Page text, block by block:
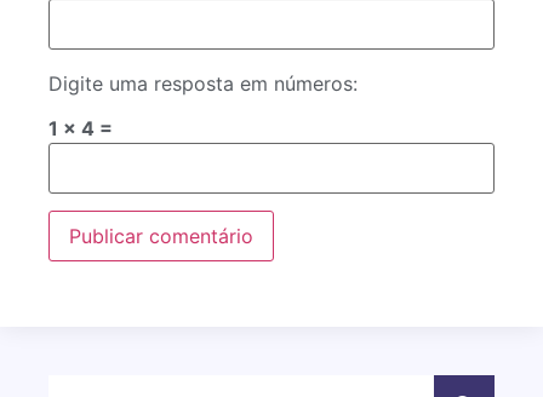
Digite uma resposta em números:
1 × 4 =